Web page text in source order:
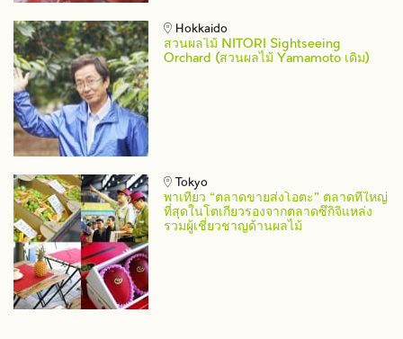
Hokkaido
สวนผลไม้ NITORI Sightseeing
Orchard (สวนผลไม้ Yamamoto เดิม)
Tokyo
พาเที่ยว “ตลาดขายส่งโอตะ” ตลาดที่ใหญ่
ที่สุดในโตเกียวรองจากตลาดซึกิจิแหล่ง
รวมผู้เชี่ยวชาญด้านผลไม้